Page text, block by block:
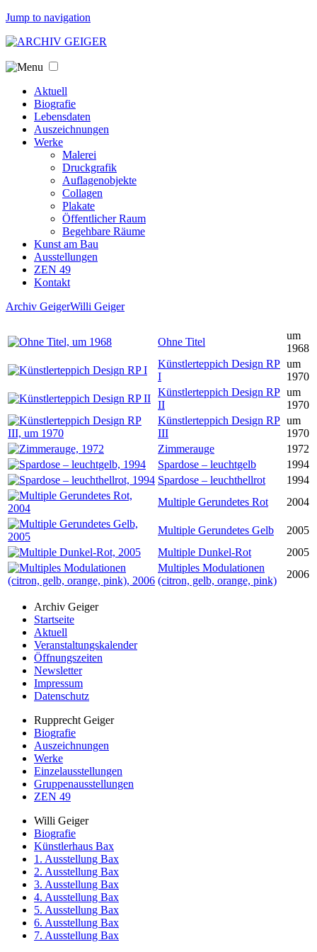
Jump to navigation
Aktuell
Biografie
Lebensdaten
Auszeichnungen
Werke
Malerei
Druckgrafik
Auflagenobjekte
Collagen
Plakate
Öffentlicher Raum
Begehbare Räume
Kunst am Bau
Ausstellungen
ZEN 49
Kontakt
Archiv GeigerWilli Geiger
Ohne Titel
um
1968
Künstlerteppich Design RP
I
um
1970
Künstlerteppich Design RP
II
um
1970
Künstlerteppich Design RP
III
um
1970
Zimmerauge
1972
Spardose – leuchtgelb
1994
Spardose – leuchthellrot
1994
Multiple Gerundetes Rot
2004
Multiple Gerundetes Gelb
2005
Multiple Dunkel-Rot
2005
Multiples Modulationen
(citron, gelb, orange, pink)
2006
Archiv Geiger
Startseite
Aktuell
Veranstaltungskalender
Öffnungszeiten
Newsletter
Impressum
Datenschutz
Rupprecht Geiger
Biografie
Auszeichnungen
Werke
Einzelausstellungen
Gruppenausstellungen
ZEN 49
Willi Geiger
Biografie
Künstlerhaus Bax
1. Ausstellung Bax
2. Ausstellung Bax
3. Ausstellung Bax
4. Ausstellung Bax
5. Ausstellung Bax
6. Ausstellung Bax
7. Ausstellung Bax